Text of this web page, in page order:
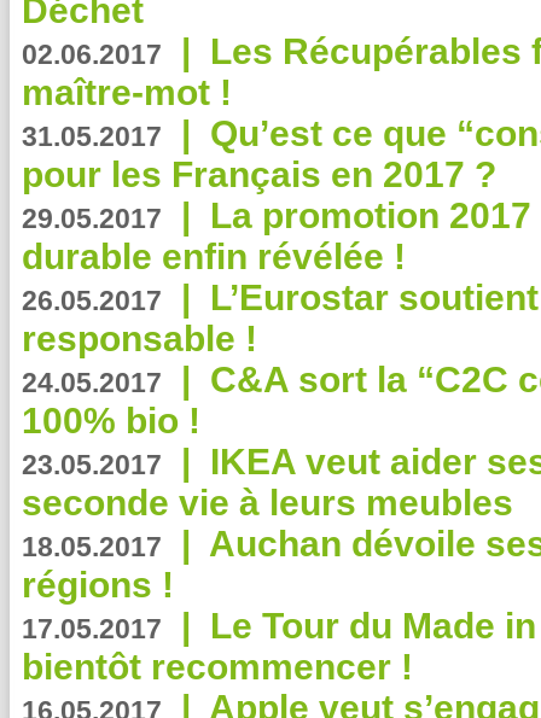
Déchet
02.06.2017 | Les Récupérables
maître-mot !
31.05.2017 | Qu’est ce que
pour les Français en 2017 ?
29.05.2017 | La promotion
durable enfin révélée !
26.05.2017 | L’Eurostar
responsable !
24.05.2017 | C&A sort la “C2C
100% bio !
23.05.2017 | IKEA veut aider
seconde vie à leurs meubles
18.05.2017 | Auchan dévoile
régions !
17.05.2017 | Le Tour du Made
bientôt recommencer !
16.05.2017 | Apple veut